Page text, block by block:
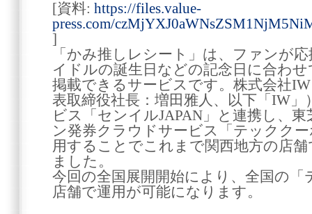
[資料: https://files.value-
press.com/
]
「かみ推しレシート」は、ファンが
イドルの誕生日などの記念日に合わ
掲載できるサービスです。株式会社
表取締役社長：増田雅人、以下「IW
ビス「センイルJAPAN」と連携し、
ン発券クラウドサービス「テックク
用することでこれまで関西地方の店
ました。
今回の全国展開開始により、全国の
店舗で運用が可能になります。